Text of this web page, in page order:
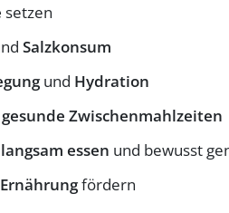
setzen
Salzkonsum
und Hydration
gesunde Zwischenmahlzeiten
langsam essen und bewusst
fördern